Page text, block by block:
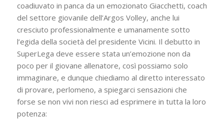
coadiuvato in panca da un emozionato Giacchetti, coach
del settore giovanile dell’Argos Volley, anche lui
cresciuto professionalmente e umanamente sotto
l’egida della società del presidente Vicini. Il debutto in
SuperLega deve essere stata un’emozione non da
poco per il giovane allenatore, così possiamo solo
immaginare, e dunque chiediamo al diretto interessato
di provare, perlomeno, a spiegarci sensazioni che
forse se non vivi non riesci ad esprimere in tutta la loro
potenza: